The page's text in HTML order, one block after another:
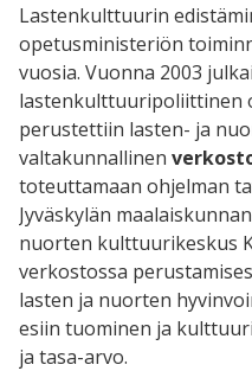
Lastenkulttuurin
opetusministeriön
vuosia. Vuonna 2003
lastenkulttuuripoliittinen
perustettiin lasten- ja
valtakunnallinen
toteuttamaan ohjelman
Jyväskylän
nuorten kulttuurikeskus
verkostossa
lasten ja nuorten
esiin tuominen ja
ja tasa-arvo.